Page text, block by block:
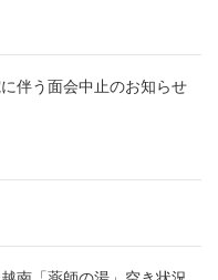
伴う面会中止のお知らせ